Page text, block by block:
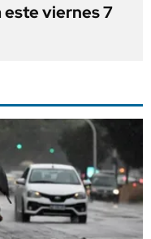
este viernes 7